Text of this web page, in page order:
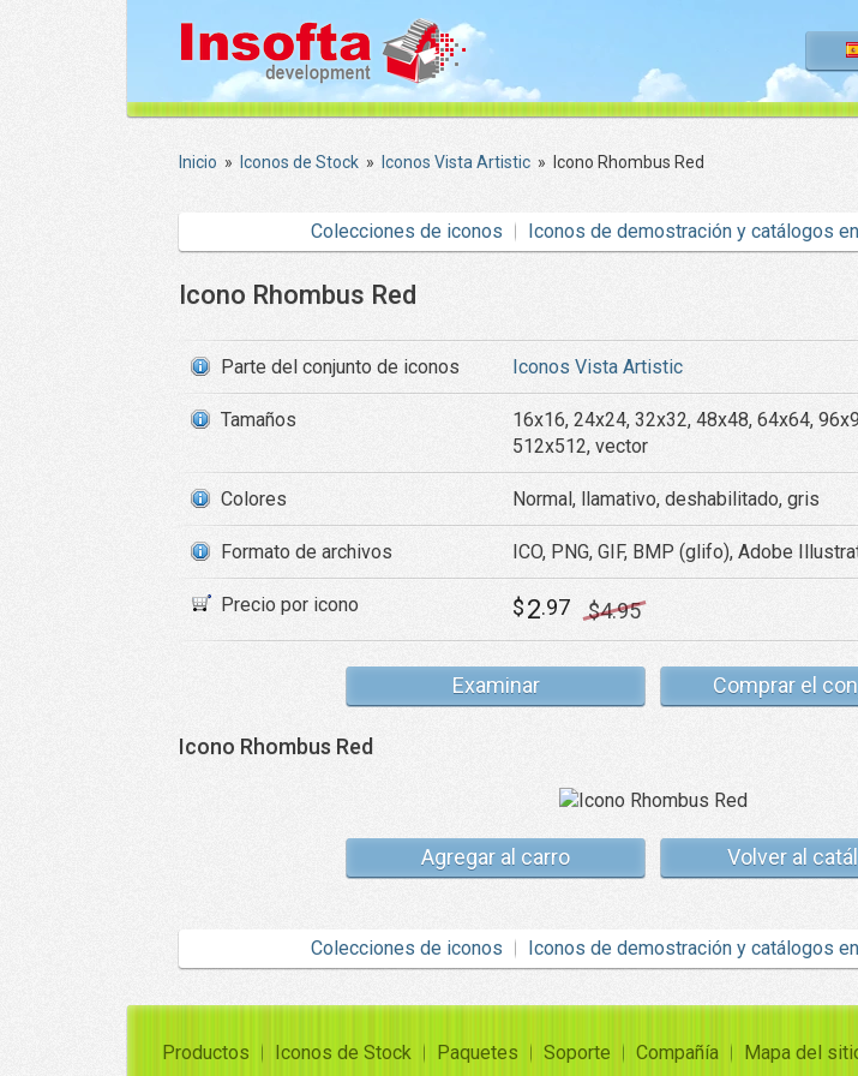
Inicio » Iconos de Stock » Iconos Vista Artistic » Icono Rhombus Red
Colecciones de iconos Iconos de demostración y catálogos
Icono Rhombus Red
Parte del conjunto de iconos Iconos Vista Artistic
Tamaños
16x16, 24x24, 32x32, 48x48, 64x64,
512x512, vector
Colores Normal, llamativo, deshabilitado, gris
Formato de archivos ICO, PNG, GIF, BMP (glifo), Adobe
Precio por icono $2.97 $4.95
Examinar Comprar el
Icono Rhombus Red
Agregar al carro Volver al
Colecciones de iconos Iconos de demostración y catálogos
Productos Iconos de Stock Paquetes Soporte Compañía Mapa del